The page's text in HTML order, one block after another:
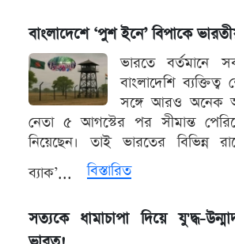
বাংলাদেশে ‘পুশ ইনে’ বিপাকে
ভারতে বর্তমানে
বাংলাদেশি
সঙ্গে আরও অনেক
নেতা ৫ আগস্টের পর সীমান্ত
নিয়েছেন। তাই ভারতের বিভিন্ন
ব্যাক’...
বিস্তারিত
সত্যকে ধামাচাপা দিয়ে যু'দ্ধ-